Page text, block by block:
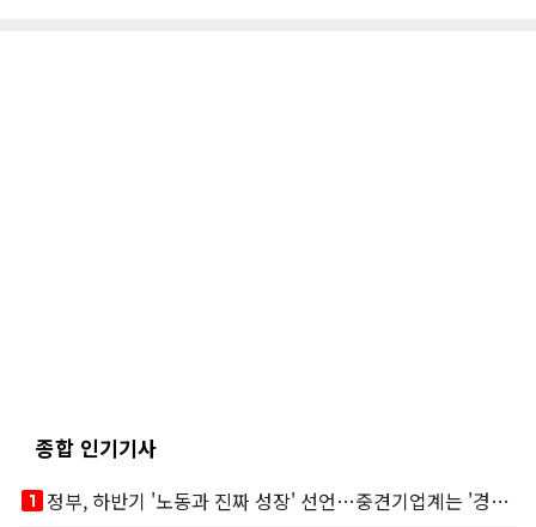
종합 인기기사
looks_one
정부, 하반기 '노동과 진짜 성장' 선언…중견기업계는 '경영 불확실성' 우려